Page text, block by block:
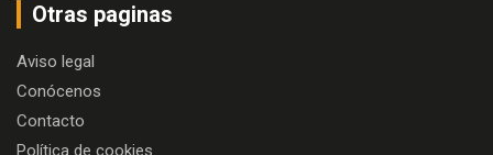
Otras paginas
Aviso legal
Conócenos
Contacto
Política de cookies